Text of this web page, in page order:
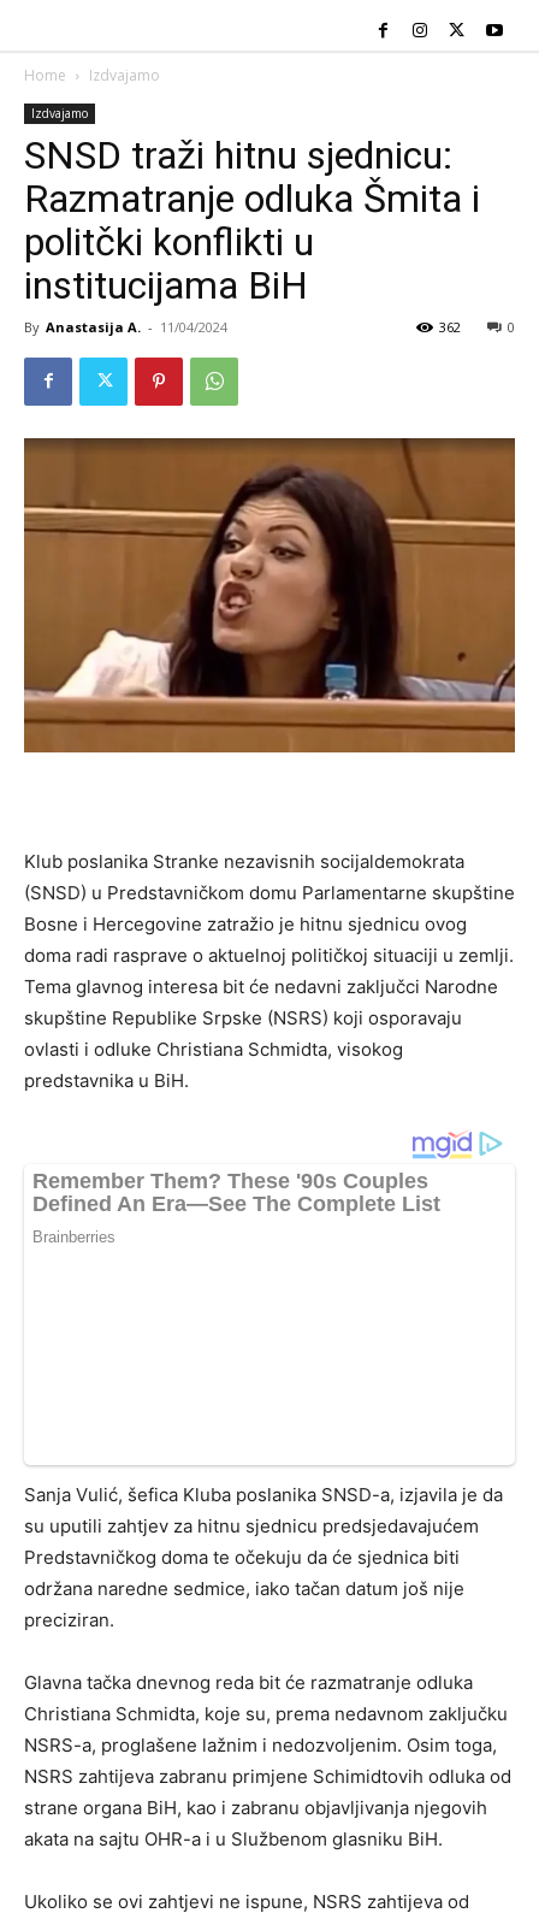
Home Izdvajamo
Izdvajamo
SNSD traži hitnu sjednicu:
Razmatranje odluka Šmita i
politčki konflikti u
institucijama BiH
By Anastasija A. - 11/04/2024 0
362
Klub poslanika Stranke nezavisnih socijaldemokrata
(SNSD) u Predstavničkom domu Parlamentarne skupštine
Bosne i Hercegovine zatražio je hitnu sjednicu ovog
doma radi rasprave o aktuelnoj političkoj situaciji u zemlji.
Tema glavnog interesa bit će nedavni zaključci Narodne
skupštine Republike Srpske (NSRS) koji osporavaju
ovlasti i odluke Christiana Schmidta, visokog
predstavnika u BiH.
Sanja Vulić, šefica Kluba poslanika SNSD-a, izjavila je da
su uputili zahtjev za hitnu sjednicu predsjedavajućem
Predstavničkog doma te očekuju da će sjednica biti
održana naredne sedmice, iako tačan datum još nije
preciziran.
Glavna tačka dnevnog reda bit će razmatranje odluka
Christiana Schmidta, koje su, prema nedavnom zaključku
NSRS-a, proglašene lažnim i nedozvoljenim. Osim toga,
NSRS zahtijeva zabranu primjene Schimidtovih odluka od
strane organa BiH, kao i zabranu objavljivanja njegovih
akata na sajtu OHR-a i u Službenom glasniku BiH.
Ukoliko se ovi zahtjevi ne ispune, NSRS zahtijeva od